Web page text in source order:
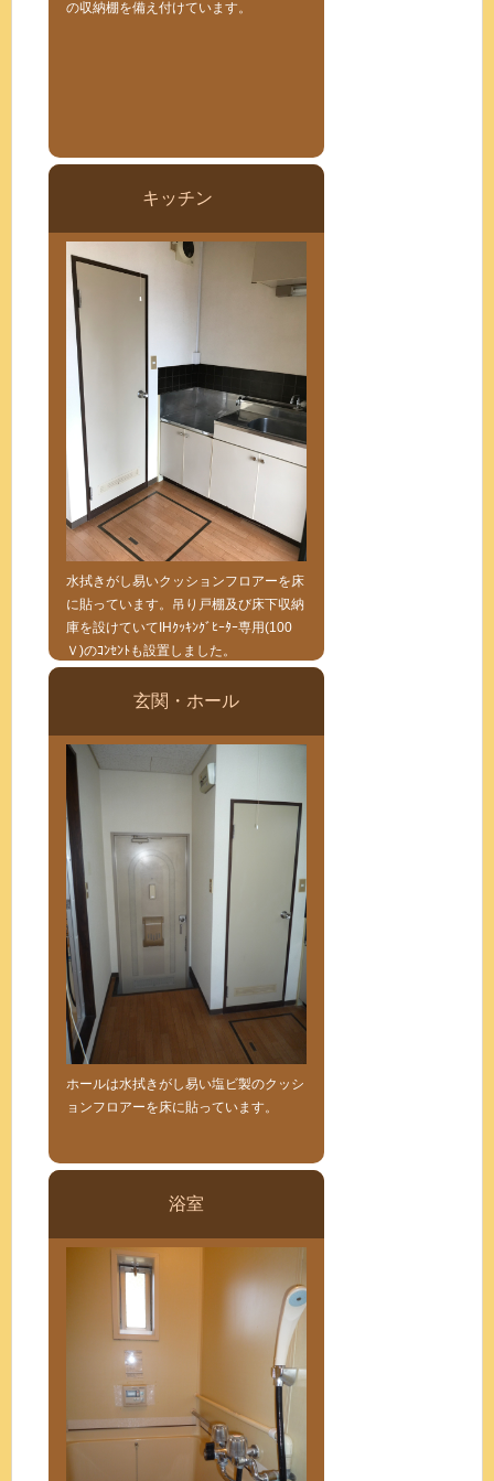
の収納棚を備え付けています。
キッチン
水拭きがし易いクッションフロアーを床
に貼っています。吊り戸棚及び床下収納
庫を設けていてIHｸｯｷﾝｸﾞﾋｰﾀｰ専用(100
Ｖ)のｺﾝｾﾝﾄも設置しました。
玄関・ホール
ホールは水拭きがし易い塩ビ製のクッシ
ョンフロアーを床に貼っています。
浴室